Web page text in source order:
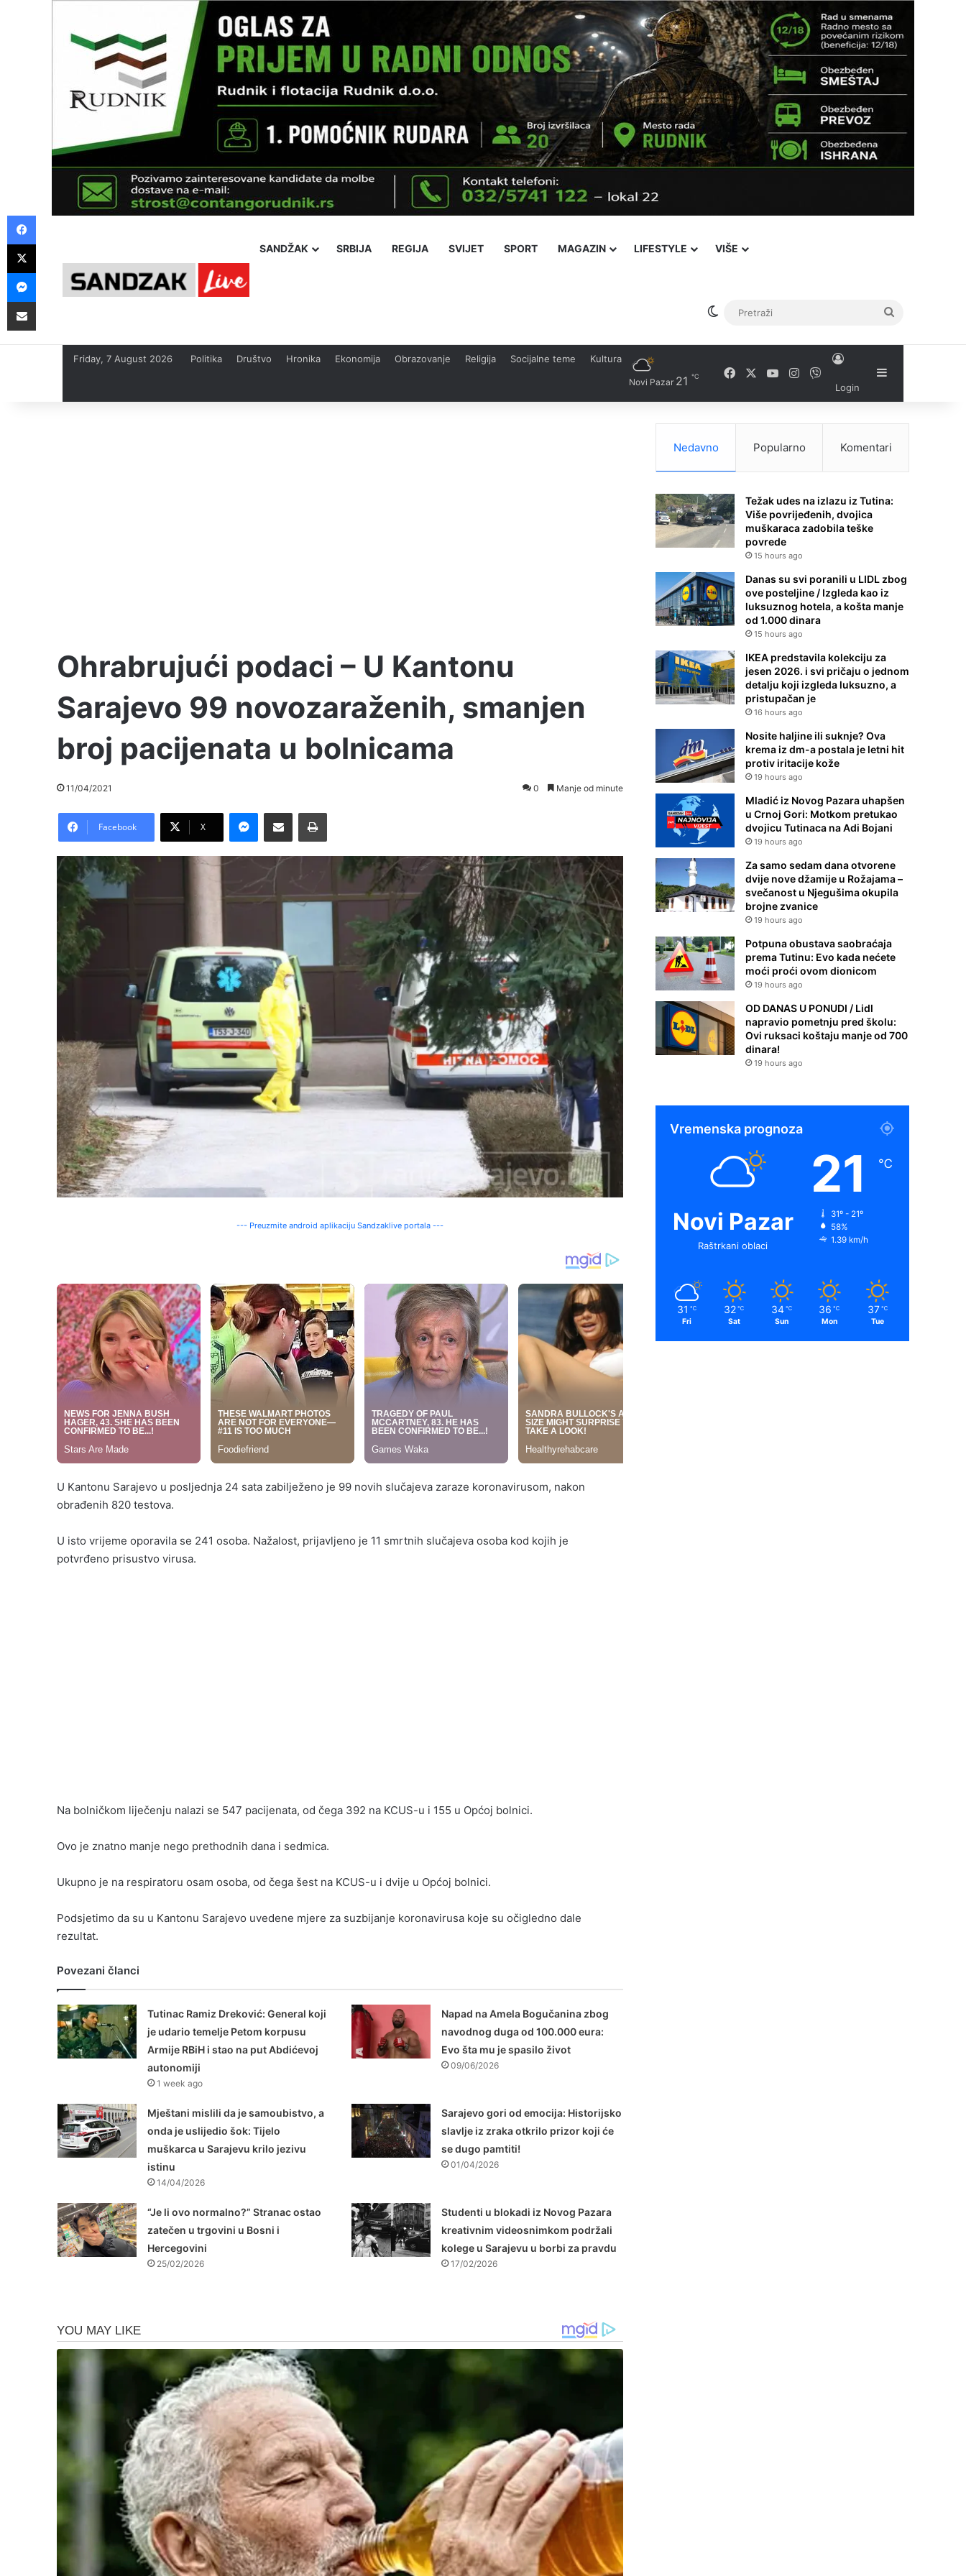
SANDŽAK SRBIJA REGIJA SVIJET SPORT MAGAZIN LIFESTYLE VIŠE
Switch skin
Friday, 7 August 2026 Politika Društvo Hronika Ekonomija Obrazovanje Religija Socijalne teme Kultura
Novi Pazar 21 ℃ FacebookYouTubeInstagram
Viber
Login
Sidebar
Ohrabrujući podaci – U Kantonu
Sarajevo 99 novozaraženih, smanjen
broj pacijenata u bolnicama
11/04/2021 0 Manje od minute
Facebook X
Messenger
Pošalji preko E-Maila Printaj
--- Preuzmite android aplikaciju Sandzaklive portala ---
U Kantonu Sarajevo u posljednja 24 sata zabilježeno je 99 novih slučajeva zaraze koronavirusom, nakon
obrađenih 820 testova.
U isto vrijeme oporavila se 241 osoba. Nažalost, prijavljeno je 11 smrtnih slučajeva osoba kod kojih je
potvrđeno prisustvo virusa.
Na bolničkom liječenju nalazi se 547 pacijenata, od čega 392 na KCUS-u i 155 u Općoj bolnici.
Ovo je znatno manje nego prethodnih dana i sedmica.
Ukupno je na respiratoru osam osoba, od čega šest na KCUS-u i dvije u Općoj bolnici.
Podsjetimo da su u Kantonu Sarajevo uvedene mjere za suzbijanje koronavirusa koje su očigledno dale
rezultat.
Povezani članci
Tutinac Ramiz Dreković: General koji
je udario temelje Petom korpusu
Armije RBiH i stao na put Abdićevoj
autonomiji
1 week ago
Napad na Amela Bogučanina zbog
navodnog duga od 100.000 eura:
Evo šta mu je spasilo život
09/06/2026
Mještani mislili da je samoubistvo, a
onda je uslijedio šok: Tijelo
muškarca u Sarajevu krilo jezivu
istinu
14/04/2026
Sarajevo gori od emocija: Historijsko
slavlje iz zraka otkrilo prizor koji će
se dugo pamtiti!
01/04/2026
“Je li ovo normalno?” Stranac ostao
zatečen u trgovini u Bosni i
Hercegovini
25/02/2026
Studenti u blokadi iz Novog Pazara
kreativnim videosnimkom podržali
kolege u Sarajevu u borbi za pravdu
17/02/2026
Nedavno Popularno Komentari
Težak udes na izlazu iz Tutina:
Više povrijeđenih, dvojica
muškaraca zadobila teške
povrede
15 hours ago
Danas su svi poranili u LIDL zbog
ove posteljine / Izgleda kao iz
luksuznog hotela, a košta manje
od 1.000 dinara
15 hours ago
IKEA predstavila kolekciju za
jesen 2026. i svi pričaju o jednom
detalju koji izgleda luksuzno, a
pristupačan je
16 hours ago
Nosite haljine ili suknje? Ova
krema iz dm-a postala je letni hit
protiv iritacije kože
19 hours ago
Mladić iz Novog Pazara uhapšen
u Crnoj Gori: Motkom pretukao
dvojicu Tutinaca na Adi Bojani
19 hours ago
Za samo sedam dana otvorene
dvije nove džamije u Rožajama –
svečanost u Njegušima okupila
brojne zvanice
19 hours ago
Potpuna obustava saobraćaja
prema Tutinu: Evo kada nećete
moći proći ovom dionicom
19 hours ago
OD DANAS U PONUDI / Lidl
napravio pometnju pred školu:
Ovi ruksaci koštaju manje od 700
dinara!
19 hours ago
Vremenska prognoza
Novi Pazar
Raštrkani oblaci
21 ℃
31º - 21º
58%
1.39 km/h
31 ℃
Fri
32 ℃
Sat
34 ℃
Sun
36 ℃
Mon
37 ℃
Tue
Facebook
X
Messenger
Pošalji preko E-Maila